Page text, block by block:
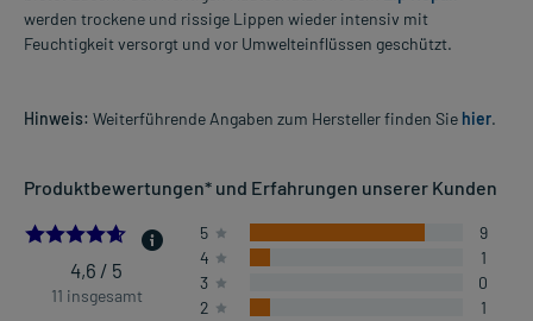
werden trockene und rissige Lippen wieder intensiv mit
Feuchtigkeit versorgt und vor Umwelteinflüssen geschützt.
Hinweis: Weiterführende Angaben zum Hersteller finden Sie hier.
Produktbewertungen* und Erfahrungen unserer Kunden
4.636363636363637
4,6 / 5
11 insgesamt
5
9
4
1
3
0
2
1